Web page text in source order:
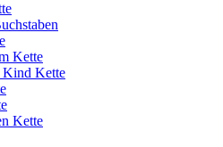
Kette
Kind Kette
Kette